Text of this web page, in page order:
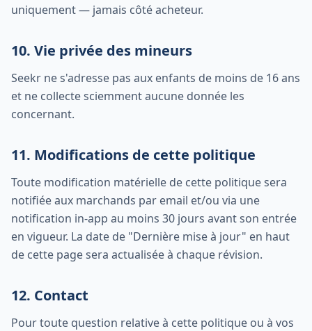
uniquement — jamais côté acheteur.
10. Vie privée des mineurs
Seekr ne s'adresse pas aux enfants de moins de 16 ans
et ne collecte sciemment aucune donnée les
concernant.
11. Modifications de cette politique
Toute modification matérielle de cette politique sera
notifiée aux marchands par email et/ou via une
notification in-app au moins 30 jours avant son entrée
en vigueur. La date de "Dernière mise à jour" en haut
de cette page sera actualisée à chaque révision.
12. Contact
Pour toute question relative à cette politique ou à vos